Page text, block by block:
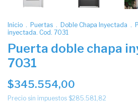
Inicio . Puertas . Doble Chapa Inyectada .
inyectada. Cod. 7031
Puerta doble chapa
7031
$345.554,00
Precio sin impuestos $285.581,82